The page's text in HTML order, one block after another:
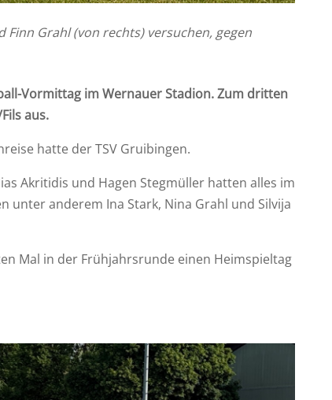
Finn Grahl (von rechts) versuchen, gegen
Vormittag im Wernauer Stadion. Zum dritten
aus.
hatte der TSV Gruibingen.
Akritidis und Hagen Stegmüller hatten alles im
unter anderem Ina Stark, Nina Grahl und Silvija
Mal in der Frühjahrsrunde einen Heimspieltag